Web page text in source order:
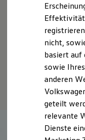
Batterie
Kosten und
E-
Software
Die
ID.
Effektivität
nicht,
basiert auf
sowie
anderen
geteilt
relevante
Dienste